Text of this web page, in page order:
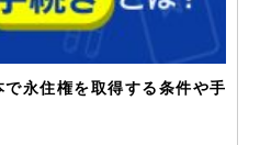
永住権を取得する条件や手